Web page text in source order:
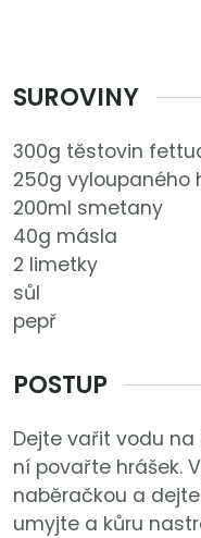
SUROVINY
300g těstovin
250g vyloupaného
200ml smetany
40g másla
2 limetky
sůl
pepř
POSTUP
Dejte vařit vodu
ní povařte hrášek.
naběračkou a
umyjte a kůru